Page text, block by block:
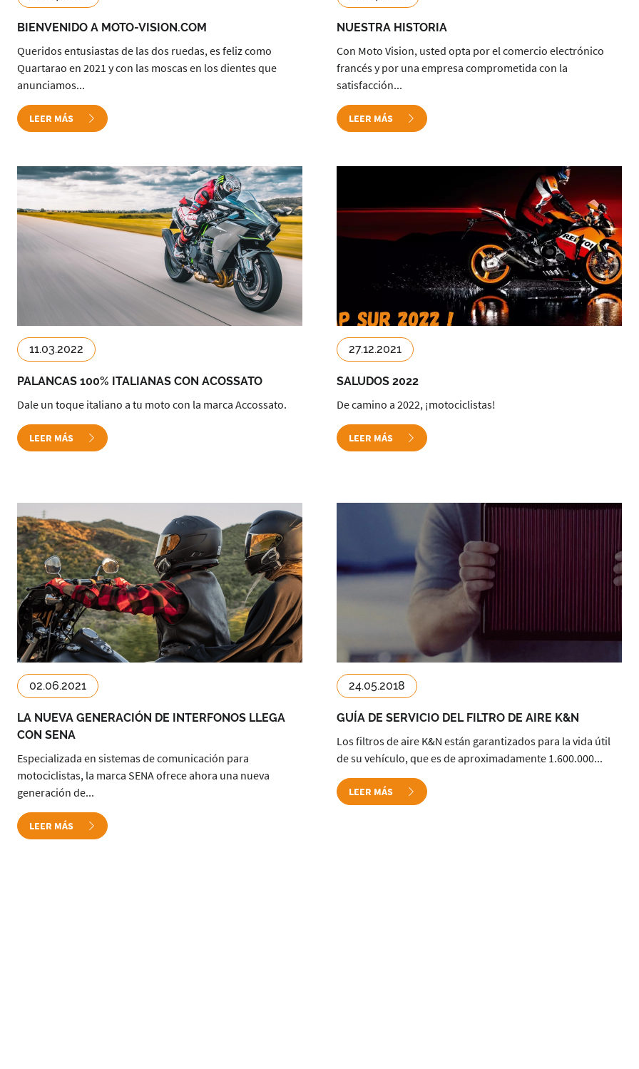
BIENVENIDO A MOTO-VISION.COM
Queridos entusiastas de las dos ruedas, es feliz como
Quartarao en 2021 y con las moscas en los dientes que
anunciamos...
LEER MÁS
NUESTRA HISTORIA
Con Moto Vision, usted opta por el comercio electrónico
francés y por una empresa comprometida con la
satisfacción...
LEER MÁS
11.03.2022
PALANCAS 100% ITALIANAS CON ACOSSATO
Dale un toque italiano a tu moto con la marca Accossato.
LEER MÁS
27.12.2021
SALUDOS 2022
De camino a 2022, ¡motociclistas!
LEER MÁS
02.06.2021
LA NUEVA GENERACIÓN DE INTERFONOS LLEGA
CON SENA
Especializada en sistemas de comunicación para
motociclistas, la marca SENA ofrece ahora una nueva
generación de...
LEER MÁS
24.05.2018
GUÍA DE SERVICIO DEL FILTRO DE AIRE K&N
Los filtros de aire K&N están garantizados para la vida útil
de su vehículo, que es de aproximadamente 1.600.000...
LEER MÁS